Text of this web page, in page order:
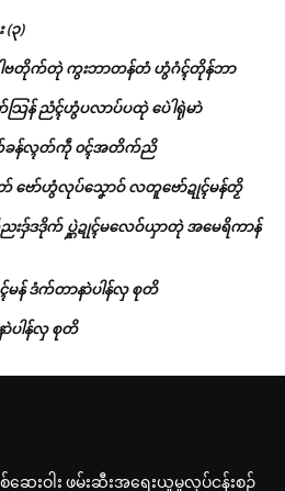
(၃)
ဗတိုက်တုဲ ကွးဘာတန်တံ ဟွံဂံၚ်တိုန်ဘာ
န် ညံၚ်ဟွံပလာပ်ပထုဲ ပေဲါရုဲမာဲ
န်လ္ၚတ်ကဵု ၀ၚ်အတိက်ညိ
ဗော်ဟွံလုပ်သၞောဝ် လတူဗော်ဍုၚ်မန်တၟိ
းဒှ်ဒဒိုက် ပ္ဋဲဍုၚ်မလေဝ်ယှာတုဲ အမေရိကာန်
န် ဒံက်တာနာဲပါန်လှ စုတိ
ပါန်လှ စုတိ
ဆေးဝါး ဖမ်းဆီးအရေးယူမှုလုပ်ငန်းစဉ်